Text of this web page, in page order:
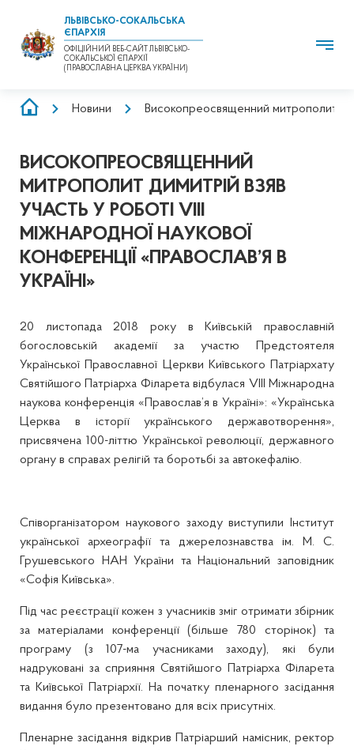
ЛЬВІВСЬКО-СОКАЛЬСЬКА
ЄПАРХІЯ
ОФІЦІЙНИЙ ВЕБ-САЙТ ЛЬВІВСЬКО-
СОКАЛЬСЬКОЇ ЄПАРХІЇ
(ПРАВОСЛАВНА ЦЕРКВА УКРАЇНИ)
РЯДОК
Новини Високопреосвященний митрополит
ВИСОКОПРЕОСВЯЩЕННИЙ
МИТРОПОЛИТ ДИМИТРІЙ ВЗЯВ
УЧАСТЬ У РОБОТІ VIIІ
МІЖНАРОДНОЇ НАУКОВОЇ
КОНФЕРЕНЦІЇ «ПРАВОСЛАВ’Я В
УКРАЇНІ»
20 листопада 2018 року в Київській православній
богословській академії за участю Предстоятеля
Української Православної Церкви Київського Патріархату
Святійшого Патріарха Філарета відбулася VIII Міжнародна
наукова конференція «Православ’я в Україні»: «Українська
Церква в історії українського державотворення»,
присвячена 100-літтю Української революції, державного
органу в справах релігій та боротьбі за автокефалію.
Співорганізатором наукового заходу виступили Інститут
української археографії та джерелознавства ім. М. С.
Грушевського НАН України та Національний заповідник
«Софія Київська».
Під час реєстрації кожен з учасників зміг отримати збірник
за матеріалами конференції (більше 780 сторінок) та
програму (з 107-ма учасниками заходу), які були
надруковані за сприяння Святійшого Патріарха Філарета
та Київської Патріархії. На початку пленарного засідання
видання було презентовано для всіх присутніх.
Пленарне засідання відкрив Патріарший намісник, ректор